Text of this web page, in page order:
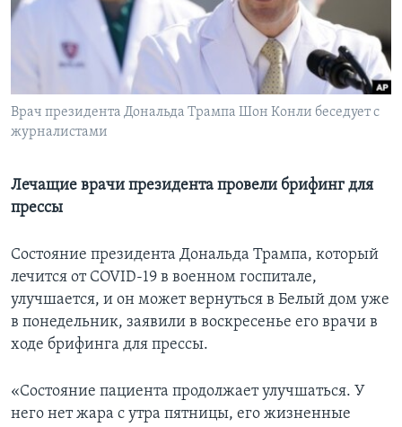
Learning English
Врач президента Дональда Трампа Шон Конли беседует с
журналистами
Лечащие врачи президента провели брифинг для
прессы
Состояние президента Дональда Трампа, который
лечится от COVID-19 в военном госпитале,
улучшается, и он может вернуться в Белый дом уже
в понедельник, заявили в воскресенье его врачи в
ходе брифинга для прессы.
«Состояние пациента продолжает улучшаться. У
него нет жара с утра пятницы, его жизненные